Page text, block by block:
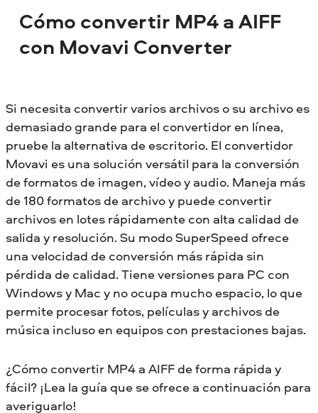
Cómo convertir MP4 a AIFF
con Movavi Converter
Si necesita convertir varios archivos o su archivo es
demasiado grande para el convertidor en línea,
pruebe la alternativa de escritorio. El convertidor
Movavi es una solución versátil para la conversión
de formatos de imagen, vídeo y audio. Maneja más
de 180 formatos de archivo y puede convertir
archivos en lotes rápidamente con alta calidad de
salida y resolución. Su modo SuperSpeed ofrece
una velocidad de conversión más rápida sin
pérdida de calidad. Tiene versiones para PC con
Windows y Mac y no ocupa mucho espacio, lo que
permite procesar fotos, películas y archivos de
música incluso en equipos con prestaciones bajas.
¿Cómo convertir MP4 a AIFF de forma rápida y
fácil? ¡Lea la guía que se ofrece a continuación para
averiguarlo!